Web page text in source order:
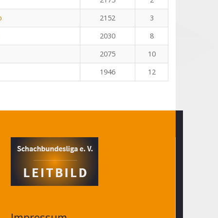
2152
3
2030
8
2075
10
1946 12